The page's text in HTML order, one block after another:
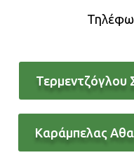
Τερμεντζόγλου
Καράμπελας